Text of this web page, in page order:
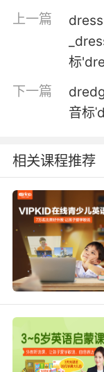
5. Well, I
would
我把它浸湿了
6. You're right
drenched
7. drenched
and tortured.
一身血 身中数
8. It's red
of our people.
之所以是红 是
9. He won't
blood.
上一篇
标
下一篇
音标
相关课程推荐